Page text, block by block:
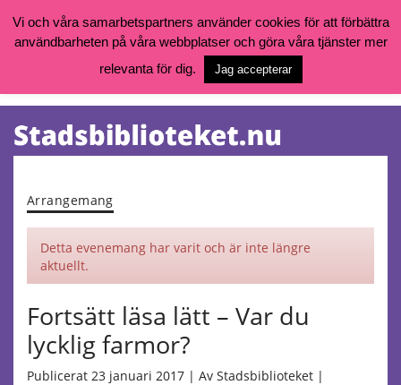
Vill du söka böcker, logga in på ditt bibliotekskonto eller nå övriga
goteborg.se/bibliotek
Öppettider, katalog och kontakt
Tjänster
Arrangemang
Detta evenemang har varit och är inte längre
aktuellt.
Fortsätt läsa lätt – Var du
lycklig farmor?
Publicerat 23 januari 2017 | Av Stadsbiblioteket |
Vi och våra samarbetspartners använder cookies för att förbättra
användbarheten på våra webbplatser och göra våra tjänster mer
relevanta för dig.
Jag accepterar